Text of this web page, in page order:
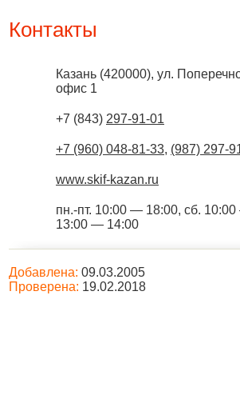
Контакты
Казань (420000), ул.
офис 1
+7 (843) 297-91-01
+7 (960) 048-81-33, (987) 297-
www.skif-kazan.ru
пн.-пт. 10:00 — 18:00, сб.
13:00 — 14:00
Добавлена: 09.03.2005
Проверена: 19.02.2018